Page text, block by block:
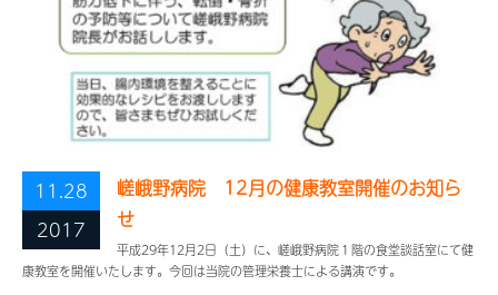
11.28
2017
嵯峨野病院 12月の健康教室開催のお知ら
せ
平成29年12月2日（土）に、嵯峨野病院１階の食堂談話室にて健
康教室を開催いたします。今回は当院の管理栄養士による講演です。